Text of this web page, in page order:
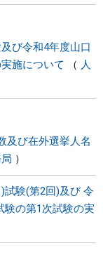
び令和4年度山口
施について
人
及び在外選挙人名
試験(第2回)及び 令
験の第1次試験の実